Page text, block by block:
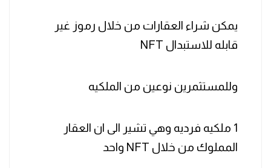
يمكن شراء العقارات من خلال رموز غير
قابله للاستبدال NFT
وللمستثمرين نوعين من الملكيه
1 ملكيه فرديه وهي تشير الى ان العقار
المملوك من خلال NFT واحد